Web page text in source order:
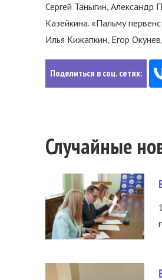
Сергей Таныгин,
Казейкина. «Пальму
Илья Кижапкин, Егор
Поделиться в соц. сетях:
Случайные